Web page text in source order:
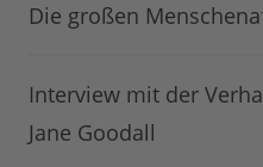
Die großen
Interview mit der
Jane Goodall